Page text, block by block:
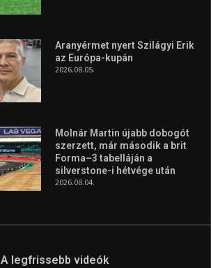
Aranyérmet nyert Szilágyi Erik
az Európa-kupán
2026.08.05.
Molnár Martin újabb dobogót
szerzett, már második a brit
Forma–3 tabelláján a
silverstone-i hétvége után
2026.08.04.
A legfrissebb videók